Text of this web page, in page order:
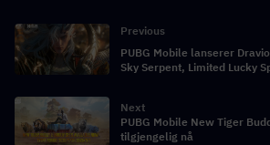
Previous
PUBG Mobile lanserer
Sky Serpent, Limited Lucky
Next
PUBG Mobile New Tiger
tilgjengelig nå